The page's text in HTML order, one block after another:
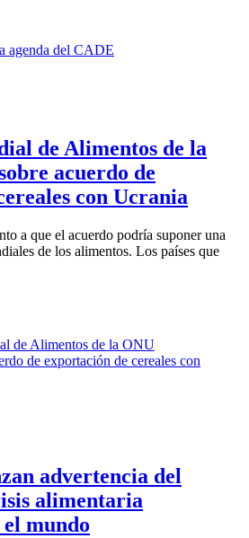
de Alimentos de la
acuerdo de
con Ucrania
a que el acuerdo podría suponer una
de los alimentos. Los países que
advertencia del
alimentaria
mundo